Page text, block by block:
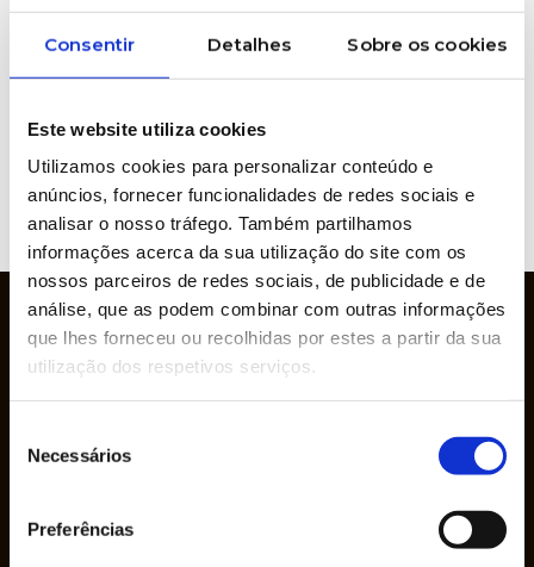
Consentir Detalhes Sobre os cookies
Este website utiliza cookies
Utilizamos cookies para personalizar conteúdo e
anúncios, fornecer funcionalidades de redes sociais e
analisar o nosso tráfego. Também partilhamos
informações acerca da sua utilização do site com os
nossos parceiros de redes sociais, de publicidade e de
análise, que as podem combinar com outras informações
que lhes forneceu ou recolhidas por estes a partir da sua
utilização dos respetivos serviços.
Necessários
Preferências
Marcas representadas
WEBSITE